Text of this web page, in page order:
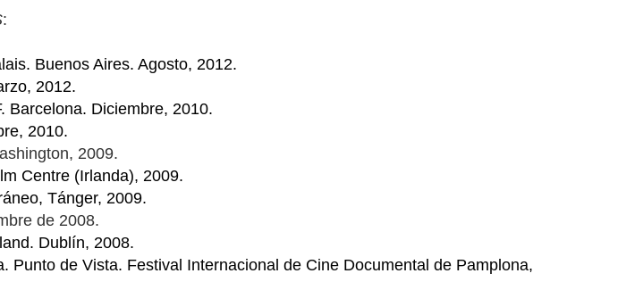
:
Buenos Aires. Agosto, 2012.
2012.
Barcelona. Diciembre, 2010.
2010.
2009.
Centre (Irlanda), 2009.
Tánger, 2009.
de 2008.
Dublín, 2008.
Punto de Vista. Festival Internacional de Cine Documental de Pamplona,